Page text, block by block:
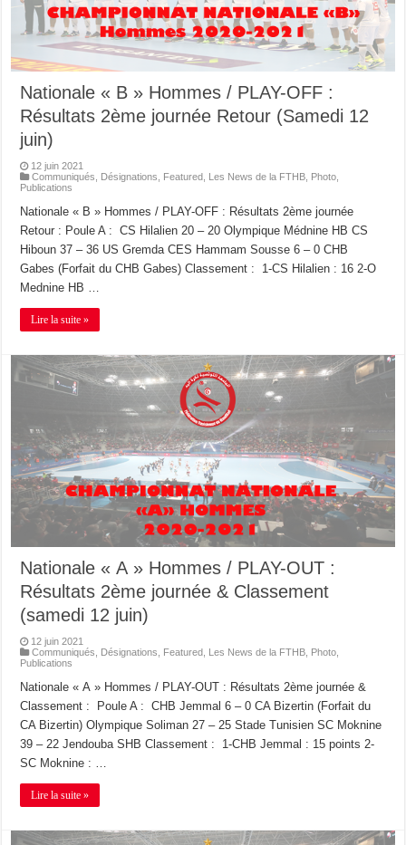
Nationale « B » Hommes / PLAY-OFF :
Résultats 2ème journée Retour (Samedi 12
juin)
12 juin 2021
Communiqués
Désignations Featured Les News de la FTHB Photo
Publications
Nationale « B » Hommes / PLAY-OFF : Résultats 2ème journée
Retour : Poule A : CS Hilalien 20 – 20 Olympique Médnine HB CS
Hiboun 37 – 36 US Gremda CES Hammam Sousse 6 – 0 CHB
Gabes (Forfait du CHB Gabes) Classement : 1-CS Hilalien : 16 2-O
Mednine HB …
Lire la suite »
Nationale « A » Hommes / PLAY-OUT :
Résultats 2ème journée & Classement
(samedi 12 juin)
12 juin 2021
Communiqués
Désignations Featured Les News de la FTHB Photo
Publications
Nationale « A » Hommes / PLAY-OUT : Résultats 2ème journée &
Classement : Poule A : CHB Jemmal 6 – 0 CA Bizertin (Forfait du
CA Bizertin) Olympique Soliman 27 – 25 Stade Tunisien SC Moknine
39 – 22 Jendouba SHB Classement : 1-CHB Jemmal : 15 points 2-
SC Moknine : …
Lire la suite »